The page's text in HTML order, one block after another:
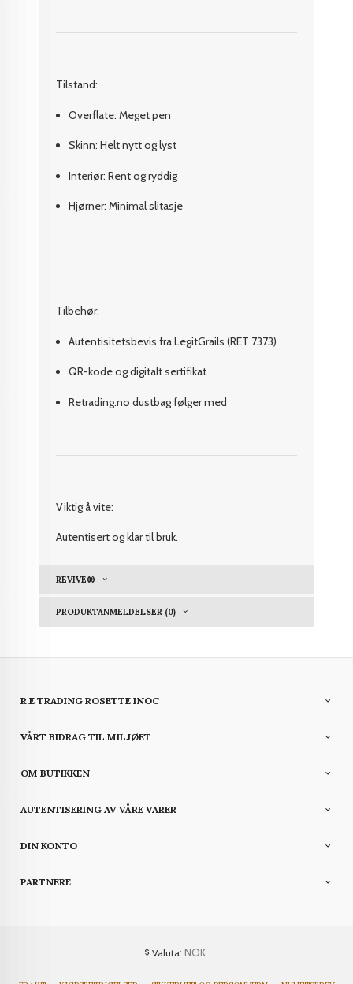
Tilstand:
Overflate: Meget pen
Skinn: Helt nytt og lyst
Interiør: Rent og ryddig
Hjørner: Minimal slitasje
Tilbehør:
Autentisitetsbevis fra LegitGrails (RET 7373)
QR-kode og digitalt sertifikat
Retrading.no dustbag følger med
Viktig å vite:
Autentisert og klar til bruk.
REVIVE®
PRODUKTANMELDELSER (0)
R.E TRADING ROSETTE INOC
VÅRT BIDRAG TIL MILJØET
OM BUTIKKEN
AUTENTISERING AV VÅRE VARER
DIN KONTO
PARTNERE
Valuta: NOK